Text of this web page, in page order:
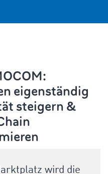
eigenständig
steigern &
wird die